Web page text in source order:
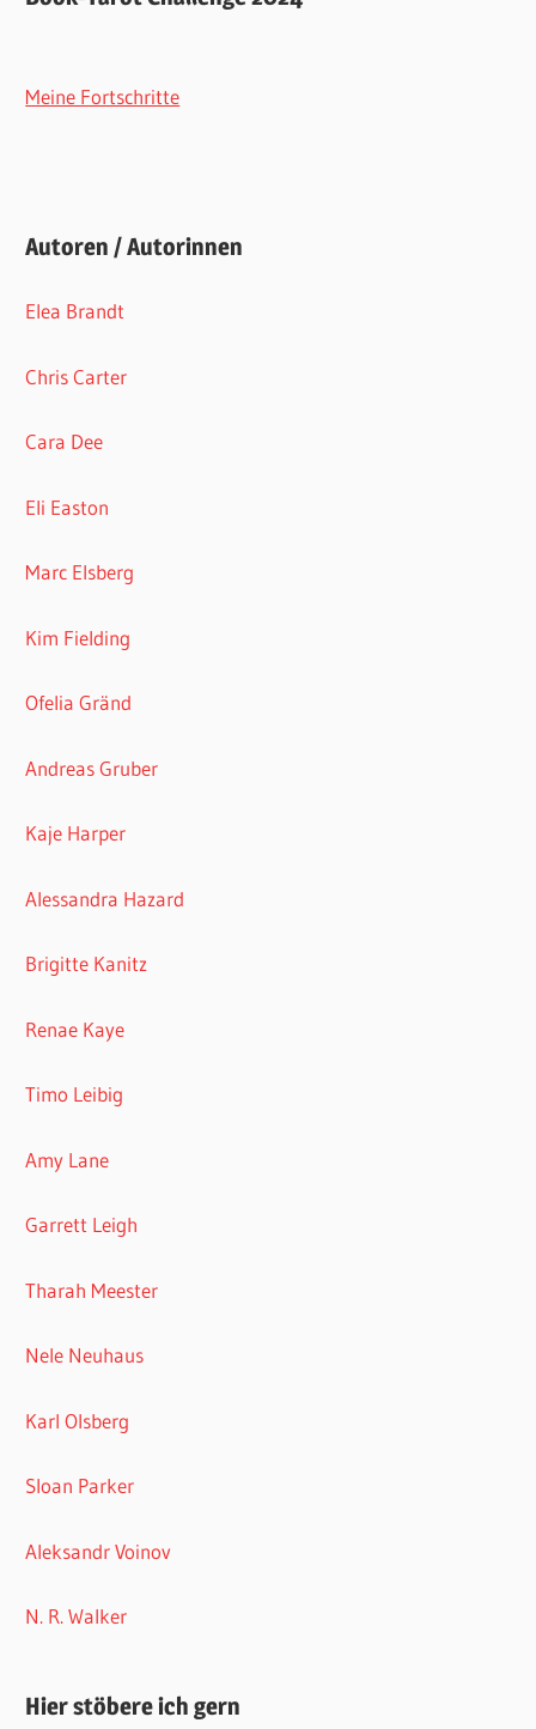
Meine Fortschritte
Autoren / Autorinnen
Elea Brandt
Chris Carter
Cara Dee
Eli Easton
Marc Elsberg
Kim Fielding
Ofelia Gränd
Andreas Gruber
Kaje Harper
Alessandra Hazard
Brigitte Kanitz
Renae Kaye
Timo Leibig
Amy Lane
Garrett Leigh
Tharah Meester
Nele Neuhaus
Karl Olsberg
Sloan Parker
Aleksandr Voinov
N. R. Walker
Hier stöbere ich gern